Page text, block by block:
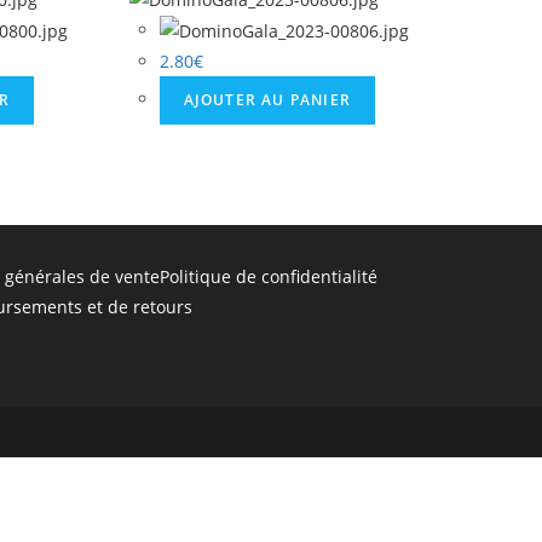
2.80€
AJOUTER AU PANIER
de ventePolitique de confidentialité
et de retours